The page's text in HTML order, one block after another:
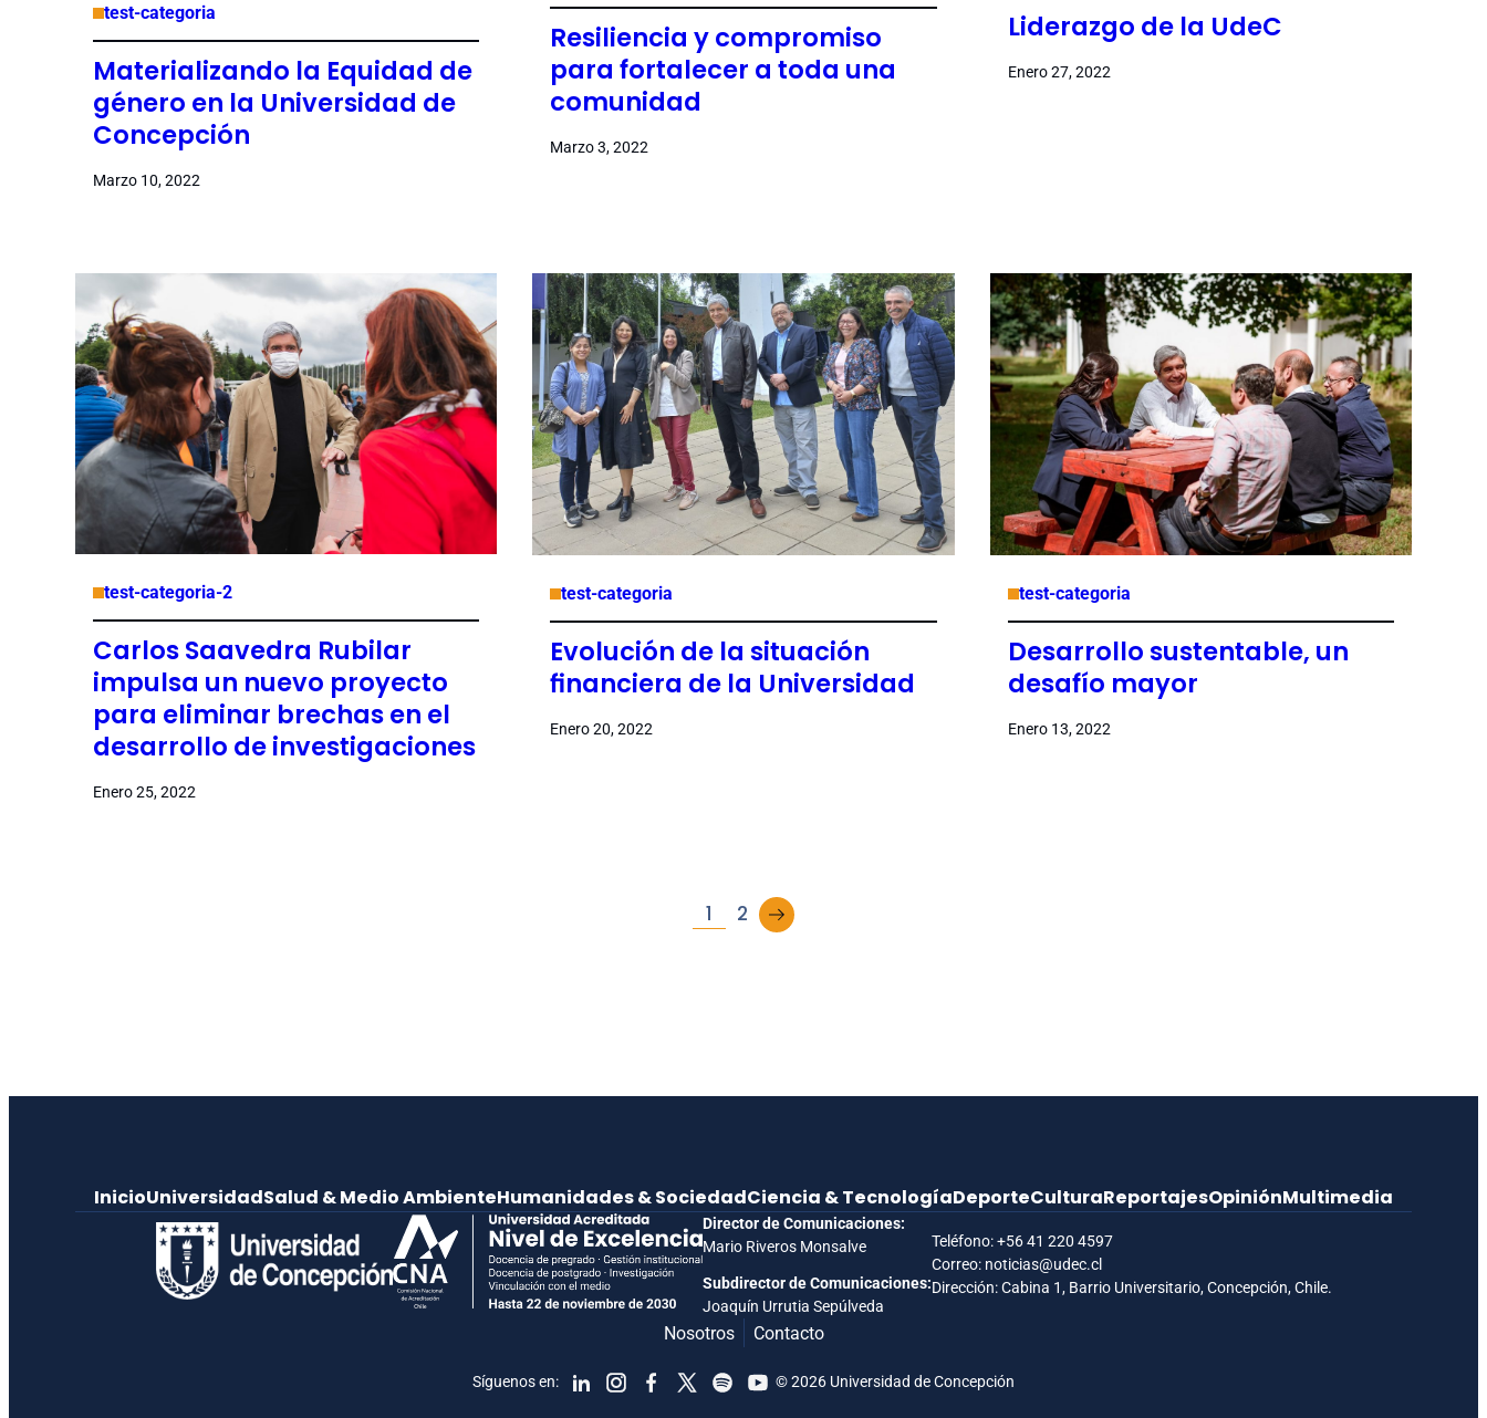
test-categoria
Materializando la Equidad de
género en la Universidad de
Concepción
Marzo 10, 2022
Resiliencia y compromiso
para fortalecer a toda una
comunidad
Marzo 3, 2022
Liderazgo de la UdeC
Enero 27, 2022
test-categoria-2
Carlos Saavedra Rubilar
impulsa un nuevo proyecto
para eliminar brechas en el
desarrollo de investigaciones
Enero 25, 2022
test-categoria
Evolución de la situación
financiera de la Universidad
Enero 20, 2022
test-categoria
Desarrollo sustentable, un
desafío mayor
Enero 13, 2022
1 2 →
InicioUniversidadSalud & Medio AmbienteHumanidades & SociedadCiencia & TecnologíaDeporteCulturaReportajesOpiniónMultimedia
Director de Comunicaciones:
Mario Riveros Monsalve
Subdirector de Comunicaciones:
Joaquín Urrutia Sepúlveda
Teléfono:+56 41 220 4597
Correo: noticias@udec.cl
Dirección: Cabina 1, Barrio Universitario, Concepción, Chile.
Nosotros Contacto
Síguenos en: © 2026 Universidad de Concepción